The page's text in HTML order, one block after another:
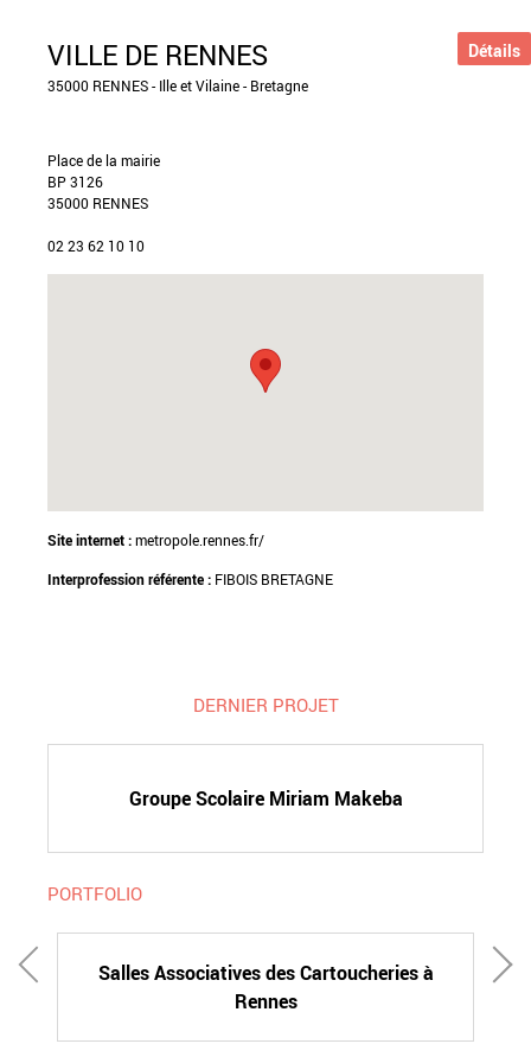
VILLE DE RENNES
35000 RENNES - Ille et Vilaine - Bretagne
Place de la mairie
BP 3126
35000 RENNES
02 23 62 10 10
Site internet :metropole.rennes.fr/
Interprofession référente : FIBOIS BRETAGNE
DERNIER PROJET
Groupe Scolaire Miriam Makeba
Détails
PORTFOLIO
Salles Associatives des Cartoucheries à
Rennes